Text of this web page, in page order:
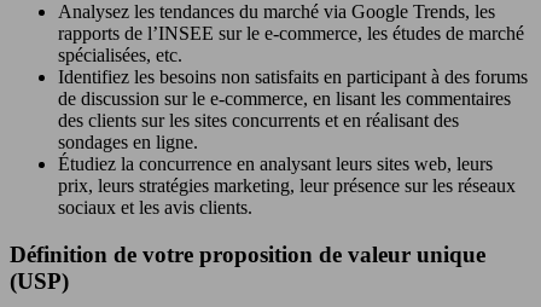
Analysez les tendances du marché via Google Trends, les
rapports de l’INSEE sur le e-commerce, les études de marché
spécialisées, etc.
Identifiez les besoins non satisfaits en participant à des forums
de discussion sur le e-commerce, en lisant les commentaires
des clients sur les sites concurrents et en réalisant des
sondages en ligne.
Étudiez la concurrence en analysant leurs sites web, leurs
prix, leurs stratégies marketing, leur présence sur les réseaux
sociaux et les avis clients.
Définition de votre proposition de valeur unique
(USP)